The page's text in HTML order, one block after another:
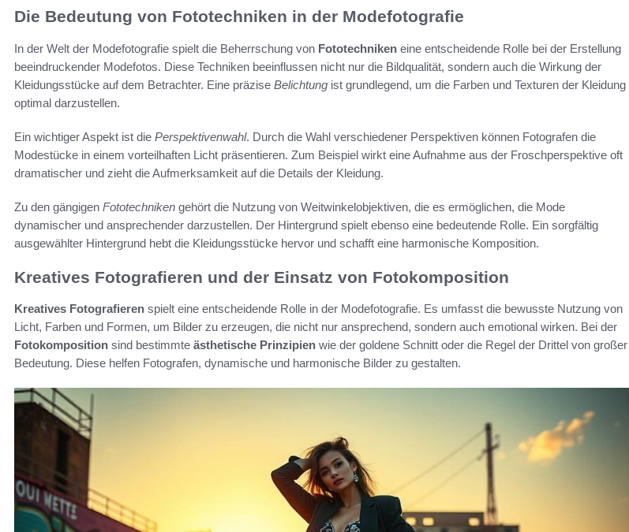
Die Bedeutung von Fototechniken in der Modefotografie
In der Welt der Modefotografie spielt die Beherrschung von Fototechniken eine entscheidende Rolle bei der Erstellung
beeindruckender Modefotos. Diese Techniken beeinflussen nicht nur die Bildqualität, sondern auch die Wirkung der
Kleidungsstücke auf dem Betrachter. Eine präzise Belichtung ist grundlegend, um die Farben und Texturen der Kleidung
optimal darzustellen.
Ein wichtiger Aspekt ist die Perspektivenwahl. Durch die Wahl verschiedener Perspektiven können Fotografen die
Modestücke in einem vorteilhaften Licht präsentieren. Zum Beispiel wirkt eine Aufnahme aus der Froschperspektive oft
dramatischer und zieht die Aufmerksamkeit auf die Details der Kleidung.
Zu den gängigen Fototechniken gehört die Nutzung von Weitwinkelobjektiven, die es ermöglichen, die Mode
dynamischer und ansprechender darzustellen. Der Hintergrund spielt ebenso eine bedeutende Rolle. Ein sorgfältig
ausgewählter Hintergrund hebt die Kleidungsstücke hervor und schafft eine harmonische Komposition.
Kreatives Fotografieren und der Einsatz von Fotokomposition
Kreatives Fotografieren spielt eine entscheidende Rolle in der Modefotografie. Es umfasst die bewusste Nutzung von
Licht, Farben und Formen, um Bilder zu erzeugen, die nicht nur ansprechend, sondern auch emotional wirken. Bei der
Fotokomposition sind bestimmte ästhetische Prinzipien wie der goldene Schnitt oder die Regel der Drittel von großer
Bedeutung. Diese helfen Fotografen, dynamische und harmonische Bilder zu gestalten.